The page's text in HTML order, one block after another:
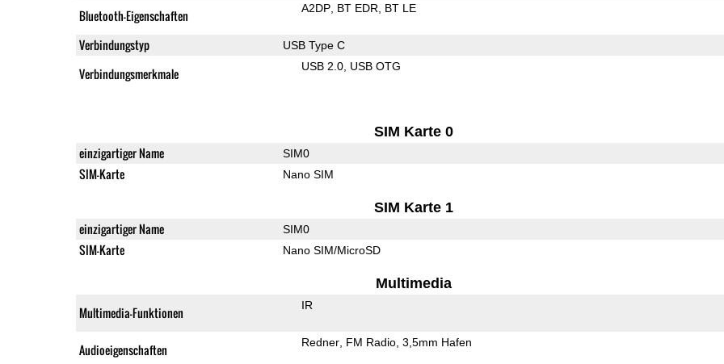
Bluetooth-Eigenschaften A2DP BT EDR BT LE
Verbindungstyp USB Type C
Verbindungsmerkmale USB 2.0 USB OTG
SIM Karte 0
einzigartiger Name SIM0
SIM-Karte Nano SIM
SIM Karte 1
einzigartiger Name SIM0
SIM-Karte Nano SIM/MicroSD
Multimedia
Multimedia-Funktionen IR
Audioeigenschaften Redner FM Radio 3,5mm Hafen